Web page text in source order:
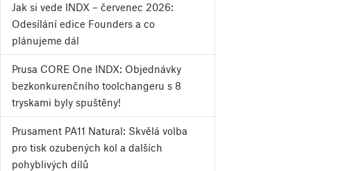
Jak si vede INDX – červenec 2026:
Odesílání edice Founders a co
plánujeme dál
Prusa CORE One INDX: Objednávky
bezkonkurenčního toolchangeru s 8
tryskami byly spuštěny!
Prusament PA11 Natural: Skvělá volba
pro tisk ozubených kol a dalších
pohyblivých dílů